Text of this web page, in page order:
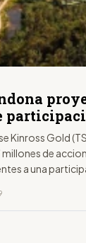
Kinross Gold
de
a una
en